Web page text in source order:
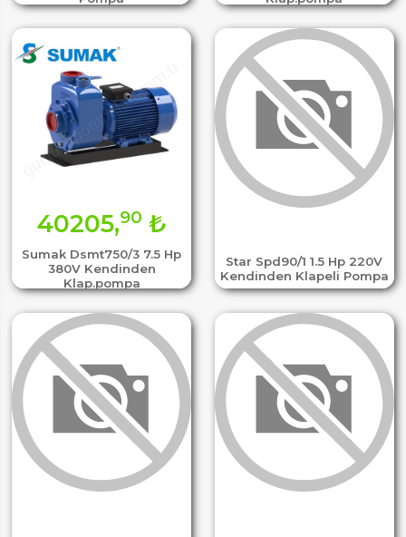
Sumak Dsmt750/3 7.5 Hp
380V Kendinden
Klap.pompa
40205,90 ₺
Star Spd90/1 1.5 Hp 220V
Kendinden Klapeli Pompa